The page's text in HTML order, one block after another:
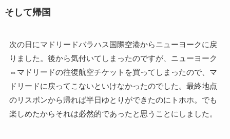
そして帰国
次の日にマドリードバラハス国際空港からニューヨークに戻
りました。後から気付いてしまったのですが、ニューヨーク
⇔マドリードの往復航空チケットを買ってしまったので、マ
ドリードに戻ってこないといけなかったのでした。最終地点
のリスボンから帰れば半日ゆとりができたのにトホホ。でも
楽しめたからそれは必然的であったと思うことにしました。